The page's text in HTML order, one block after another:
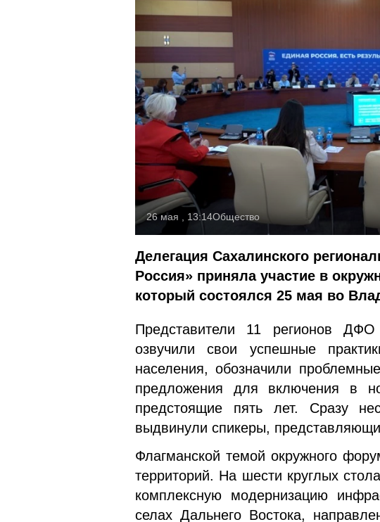
26 мая , 13:14Общество
Делегация Сахалинского
Россия» приняла участие в
который состоялся 25 мая во
Представители 11 регионов
озвучили свои успешные
населения, обозначили
предложения для включения в
предстоящие пять лет. Сразу
выдвинули спикеры,
Флагманской темой окружного
территорий. На шести круглых
комплексную модернизацию
селах Дальнего Востока,